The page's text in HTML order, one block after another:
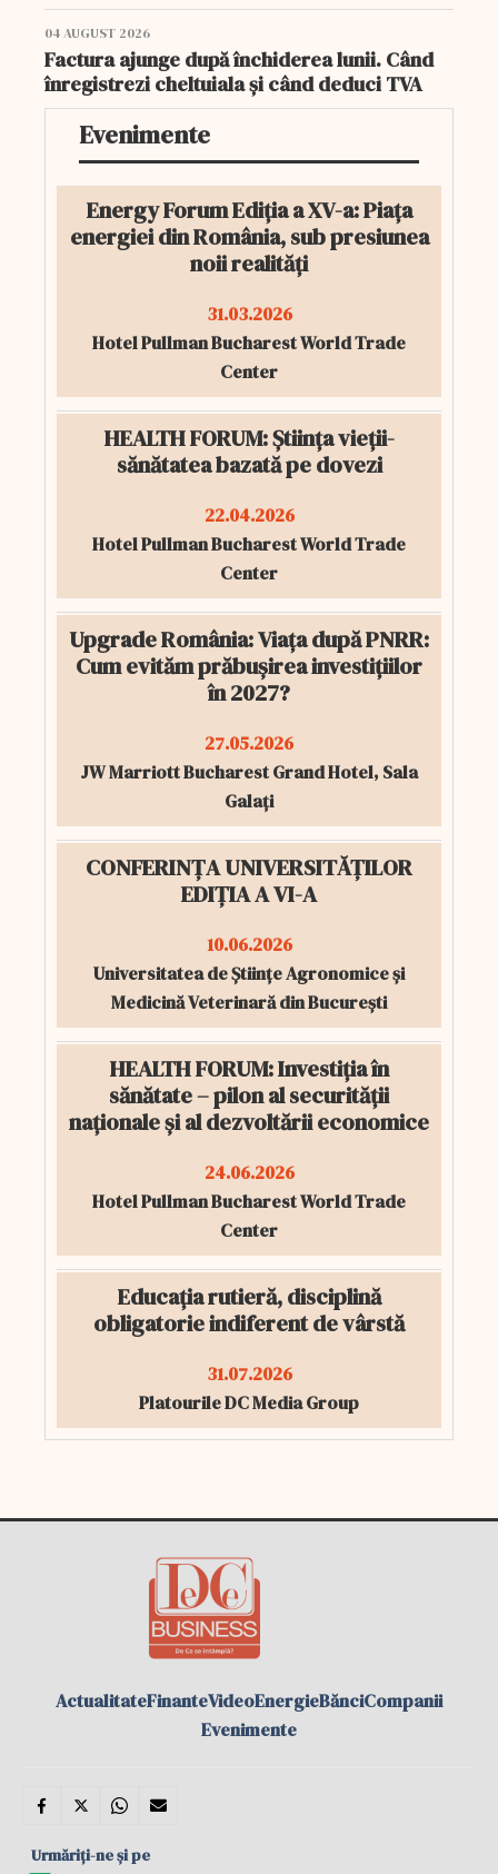
04 AUGUST 2026
Factura ajunge după închiderea lunii. Când
înregistrezi cheltuiala și când deduci TVA
Evenimente
Energy Forum Ediția a XV-a: Piața
energiei din România, sub presiunea
noii realități
31.03.2026
Hotel Pullman Bucharest World Trade
Center
HEALTH FORUM: Știința vieții-
sănătatea bazată pe dovezi
22.04.2026
Hotel Pullman Bucharest World Trade
Center
Upgrade România: Viața după PNRR:
Cum evităm prăbușirea investițiilor
în 2027?
27.05.2026
JW Marriott Bucharest Grand Hotel, Sala
Galați
CONFERINȚA UNIVERSITĂȚILOR
EDIȚIA A VI-A
10.06.2026
Universitatea de Științe Agronomice și
Medicină Veterinară din București
HEALTH FORUM: Investiția în
sănătate – pilon al securității
naționale și al dezvoltării economice
24.06.2026
Hotel Pullman Bucharest World Trade
Center
Educația rutieră, disciplină
obligatorie indiferent de vârstă
31.07.2026
Platourile DC Media Group
ActualitateFinanteVideoEnergieBănciCompanii
Evenimente
Urmăriți-ne și pe